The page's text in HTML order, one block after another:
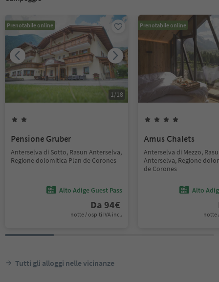
Prenotabile online
1/18
Pensione Gruber
Anterselva di Sotto, Rasun Anterselva,
Regione dolomitica Plan de Corones
Alto Adige Guest Pass
Da 94€
notte / ospiti IVA incl.
Prenotabile online
Amus Chalets
Anterselva di Mezzo,
Anterselva, Regione
de Corones
Alto
notte
Tutti gli alloggi nelle vicinanze